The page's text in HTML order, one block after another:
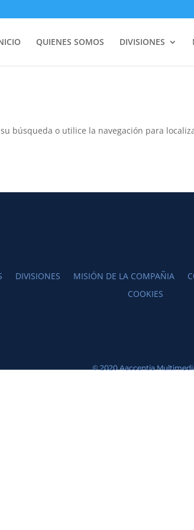
QUIENES SOMOS DIVISIONES
búsqueda o utilice la navegación para
DIVISIONES MISIÓN DE LA COMPAÑIA
COOKIES
© 2020 Aaccentia